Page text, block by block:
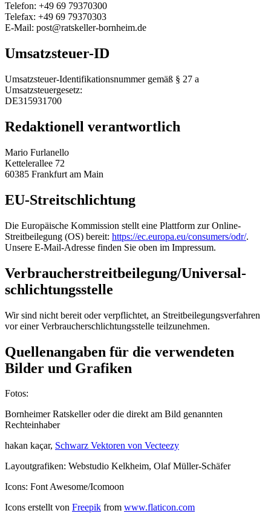
Telefon: +49 69 79370300
Telefax: +49 69 79370303
E-Mail: post@ratskeller-bornheim.de
Umsatzsteuer-ID
Umsatzsteuer-Identifikationsnummer gemäß § 27 a
Umsatzsteuergesetz:
DE315931700
Redaktionell verantwortlich
Mario Furlanello
Kettelerallee 72
60385 Frankfurt am Main
EU-Streitschlichtung
Die Europäische Kommission stellt eine Plattform zur Online-
Streitbeilegung (OS) bereit: https://ec.europa.eu/consumers/odr/.
Unsere E-Mail-Adresse finden Sie oben im Impressum.
Verbraucher­streit­beilegung/Universal­
schlichtungs­stelle
Wir sind nicht bereit oder verpflichtet, an Streitbeilegungsverfahren
vor einer Verbraucherschlichtungsstelle teilzunehmen.
Quellenangaben für die verwendeten
Bilder und Grafiken
Fotos:
Bornheimer Ratskeller oder die direkt am Bild genannten
Rechteinhaber
hakan kaçar, Schwarz Vektoren von Vecteezy
Layoutgrafiken: Webstudio Kelkheim, Olaf Müller-Schäfer
Icons: Font Awesome/Icomoon
Icons erstellt von Freepik from www.flaticon.com